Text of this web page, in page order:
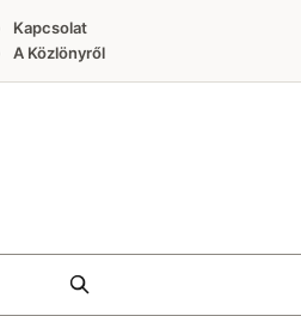
Kapcsolat
A Közlönyről
Keresés